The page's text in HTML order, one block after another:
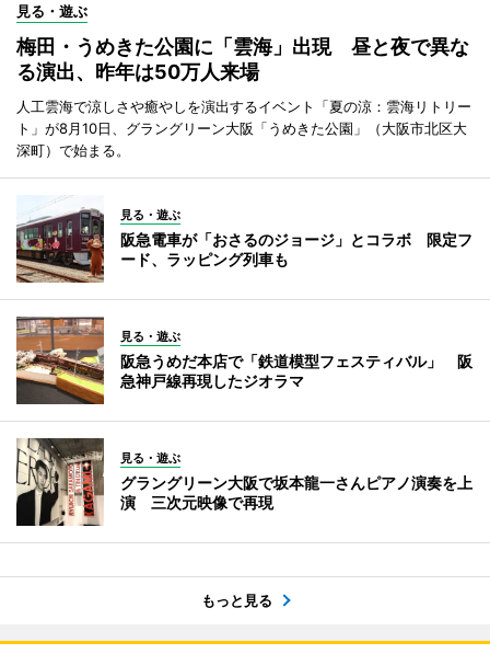
見る・遊ぶ
梅田・うめきた公園に「雲海」出現 昼と夜で異な
る演出、昨年は50万人来場
人工雲海で涼しさや癒やしを演出するイベント「夏の涼：雲海リトリー
ト」が8月10日、グラングリーン大阪「うめきた公園」（大阪市北区大
深町）で始まる。
見る・遊ぶ
阪急電車が「おさるのジョージ」とコラボ 限定フ
ード、ラッピング列車も
見る・遊ぶ
阪急うめだ本店で「鉄道模型フェスティバル」 阪
急神戸線再現したジオラマ
見る・遊ぶ
グラングリーン大阪で坂本龍一さんピアノ演奏を上
演 三次元映像で再現
もっと見る